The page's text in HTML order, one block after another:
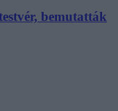
bemutatták